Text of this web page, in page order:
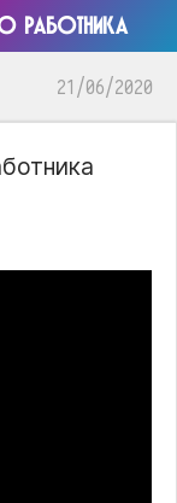
РАБОТНИКА
21/06/2020